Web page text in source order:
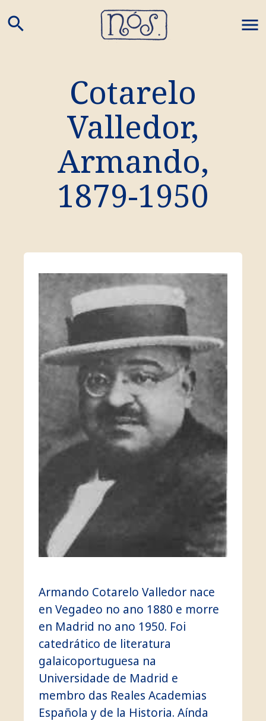
search
Cotarelo
Valledor,
Armando,
1879-1950
Armando Cotarelo Valledor nace
en Vegadeo no ano 1880 e morre
en Madrid no ano 1950. Foi
catedrático de literatura
galaicoportuguesa na
Universidade de Madrid e
membro das Reales Academias
Española y de la Historia. Aínda